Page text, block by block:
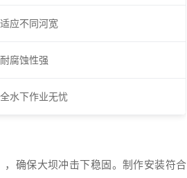
适应不同河宽
耐腐蚀性强
全水下作业无忧
，确保大坝冲击下稳固。制作安装符合